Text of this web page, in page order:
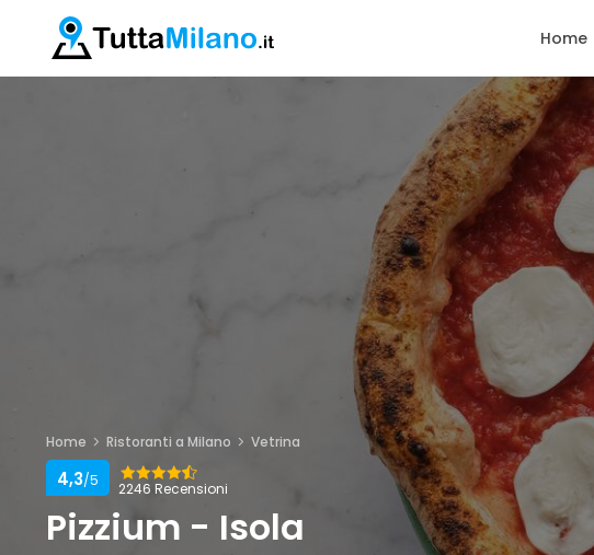
Home
Home Ristoranti a Milano Vetrina
2246 Recensioni
4,3/5
Pizzium - Isola